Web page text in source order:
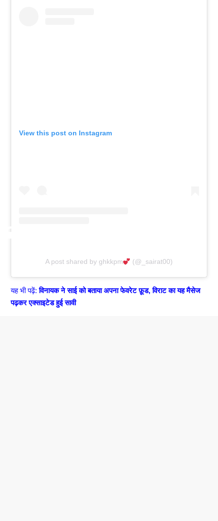
View this post on Instagram
A post shared by ghkkpm (@_sairat00)
यह भी पढ़ें:विनायक ने साई को बताया अपना फेवरेट फ़ूड, विराट का यह मैसेज
पढ़कर एक्साइटेड हुई सावी